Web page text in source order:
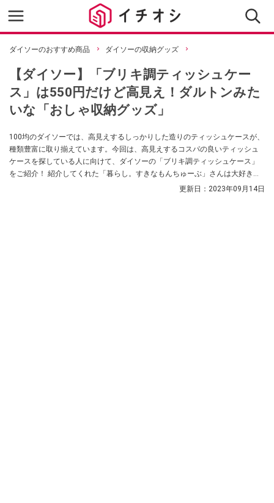
ダイソーのおすすめ商品 ダイソーの収納グッズ
【ダイソー】「ブリキ調ティッシュケー
ス」は550円だけど高見え！ダルトンみた
いな「おしゃ収納グッズ」
100均のダイソーでは、高見えするしっかりした造りのティッシュケースが、
種類豊富に取り揃えています。今回は、高見えするコスパの良いティッシュ
ケースを探している人に向けて、ダイソーの「ブリキ調ティッシュケース」
をご紹介！ 紹介してくれた「暮らし。すきなもんちゅーぶ」さんは大好きな
更新日： 2023年09月14日